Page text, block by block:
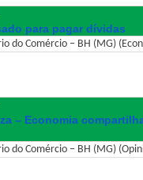
para pagar dívidas
do Comércio – BH (MG)
– Economia
do Comércio – BH (MG)